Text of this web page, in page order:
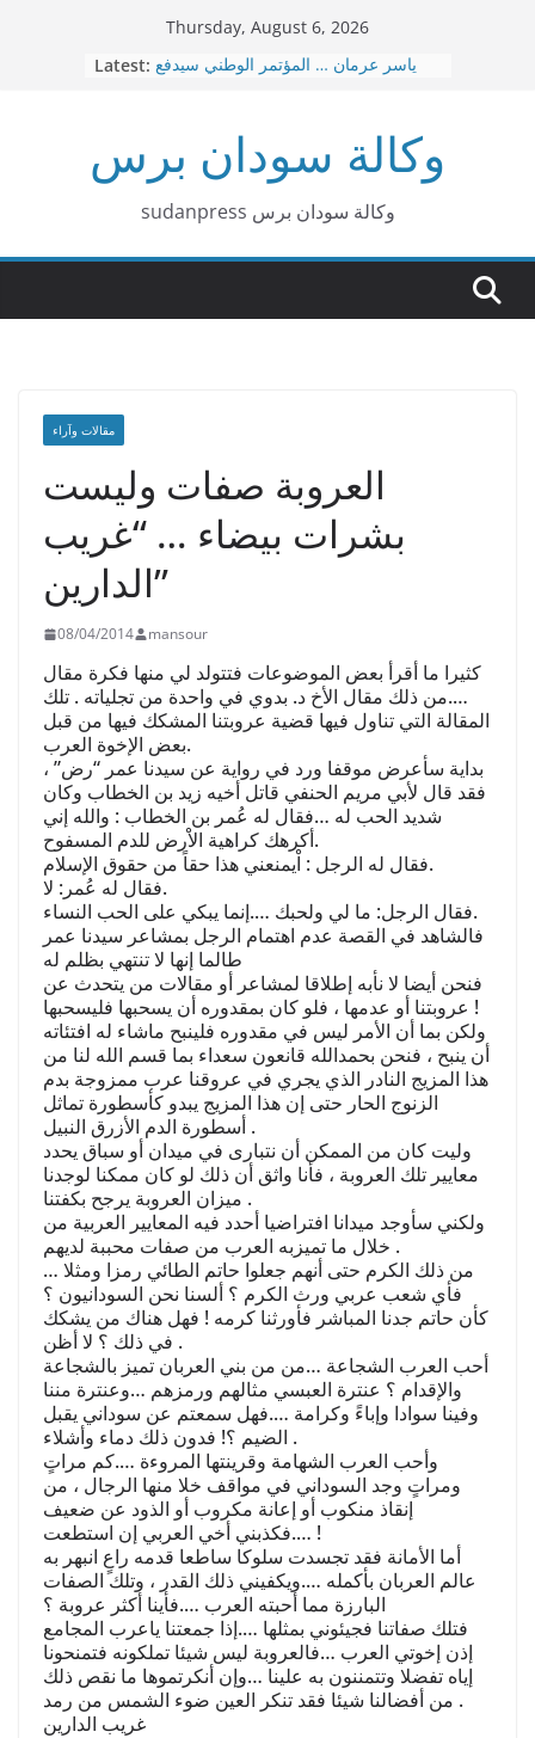
Thursday, August 6, 2026
Latest: ياسر عرمان … المؤتمر الوطني سيدفع
عاجل … نقل العاصمة الإدارية من
بورتسودان الي عطبرة
د. امين حسن عمر – الإسلاميون … لا توجد
صفقات
السوداني
وكالة سودان برس
sudanpress وكالة سودان برس
مقالات وآراء
العروبة صفات وليست
بشرات بيضاء … “غريب
الدارين”
08/04/2014 mansour
كثيرا ما أقرأ بعض الموضوعات فتتولد لي منها فكرة مقال
….من ذلك مقال الأخ د. بدوي في واحدة من تجلياته . تلك
المقالة التي تناول فيها قضية عروبتنا المشكك فيها من قبل
بعض الإخوة العرب.
بداية سأعرض موقفا ورد في رواية عن سيدنا عمر “رض” ،
فقد قال لأبي مريم الحنفي قاتل أخيه زيد بن الخطاب وكان
شديد الحب له …فقال له عُمر بن الخطاب : والله إني
أكرهك كراهية الاْرض للدم المسفوح.
فقال له الرجل : اْيمنعني هذا حقاً من حقوق الإسلام.
فقال له عُمر: لا.
فقال الرجل: ما لي ولحبك ….إنما يبكي على الحب النساء.
فالشاهد في القصة عدم اهتمام الرجل بمشاعر سيدنا عمر
طالما إنها لا تنتهي بظلم له
فنحن أيضا لا نأبه إطلاقا لمشاعر أو مقالات من يتحدث عن
عروبتنا أو عدمها ، فلو كان بمقدوره أن يسحبها فليسحبها !
ولكن بما أن الأمر ليس في مقدوره فلينبح ماشاء له افتئاته
أن ينبح ، فنحن بحمدالله قانعون سعداء بما قسم الله لنا من
هذا المزيج النادر الذي يجري في عروقنا عرب ممزوجة بدم
الزنوج الحار حتى إن هذا المزيج يبدو كأسطورة تماثل
أسطورة الدم الأزرق النبيل .
وليت كان من الممكن أن نتبارى في ميدان أو سباق يحدد
معايير تلك العروبة ، فأنا واثق أن ذلك لو كان ممكنا لوجدنا
ميزان العروبة يرجح بكفتنا .
ولكني سأوجد ميدانا افتراضيا أحدد فيه المعايير العربية من
خلال ما تميزبه العرب من صفات محببة لديهم .
من ذلك الكرم حتى أنهم جعلوا حاتم الطائي رمزا ومثلا …
فأي شعب عربي ورث الكرم ؟ ألسنا نحن السودانيون ؟
كأن حاتم جدنا المباشر فأورثنا كرمه ! فهل هناك من يشكك
في ذلك ؟ لا أظن .
أحب العرب الشجاعة …من من بني العربان تميز بالشجاعة
والإقدام ؟ عنترة العبسي مثالهم ورمزهم …وعنترة مننا
وفينا سوادا وإباءً وكرامة ….فهل سمعتم عن سوداني يقبل
الضيم ؟! فدون ذلك دماء وأشلاء .
وأحب العرب الشهامة وقرينتها المروءة ….كم مراتٍ
ومراتٍ وجد السوداني في مواقف خلا منها الرجال ، من
إنقاذ منكوب أو إعانة مكروب أو الذود عن ضعيف
….فكذبني أخي العربي إن استطعت !
أما الأمانة فقد تجسدت سلوكا ساطعا قدمه راعٍ انبهر به
عالم العربان بأكمله ….ويكفيني ذلك القدر ، وتلك الصفات
البارزة مما أحبته العرب ….فأينا أكثر عروبة ؟
فتلك صفاتنا فجيئوني بمثلها ….إذا جمعتنا ياعرب المجامع
إذن إخوتي العرب …فالعروبة ليس شيئا تملكونه فتمنحونا
إياه تفضلا وتتمننون به علينا …وإن أنكرتموها ما نقص ذلك
من أفضالنا شيئا فقد تنكر العين ضوء الشمس من رمد .
غريب الدارين